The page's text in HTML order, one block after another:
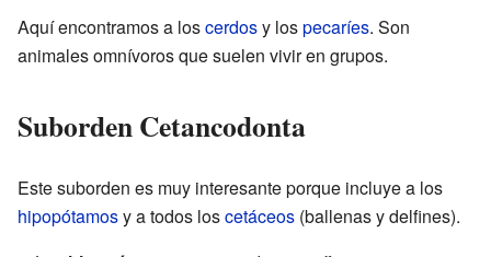
Aquí encontramos a loscerdosy lospecaríes. Son
animales omnívoros que suelen vivir en grupos.
Suborden Cetancodonta
Este suborden es muy interesante porque incluye a los
hipopótamosy a todos loscetáceos (ballenas y delfines).